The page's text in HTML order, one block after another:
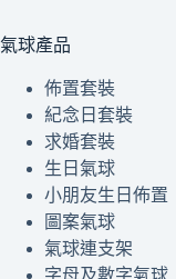
氣球產品
佈置套裝
紀念日套裝
求婚套裝
生日氣球
小朋友生日佈置
圖案氣球
氣球連支架